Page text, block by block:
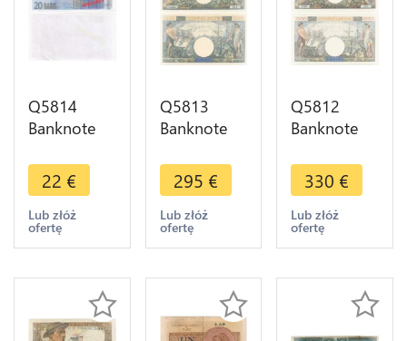
Q5814
Banknote
Euros
Specimen
2002
Uniface
Make offer
22 €
Lub złóż
ofertę
Q5813
Banknote
Francs
Commerce
Industrie
1944 UNC -
offer
295 €
Lub złóż
ofertę
Q5812
Banknote
Francs
Commerce
Industrie
1940 UNC -
offer
330 €
Lub złóż
ofertę